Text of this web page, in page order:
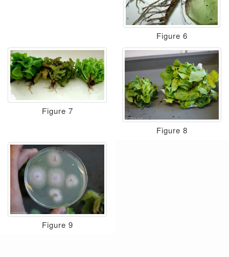
Figure 6
Figure 7
Figure 8
Figure 9